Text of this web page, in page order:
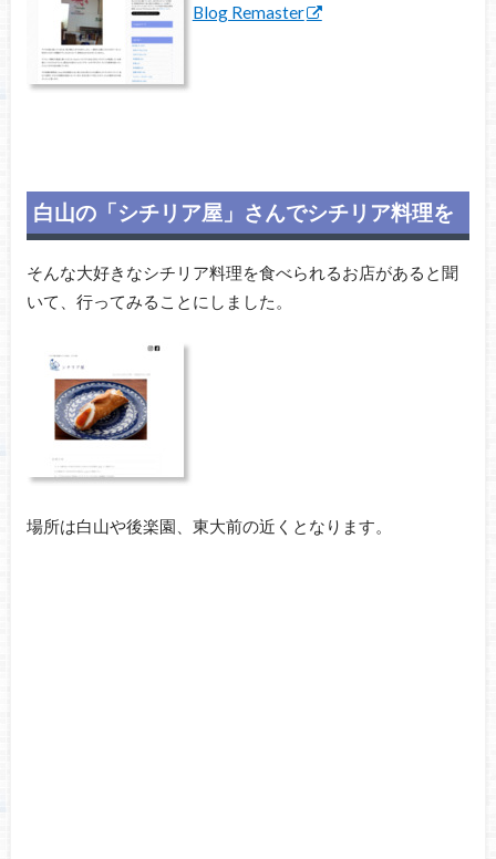
Blog Remaster
白山の「シチリア屋」さんでシチリア料理を
そんな大好きなシチリア料理を食べられるお店があると聞
いて、行ってみることにしました。
場所は白山や後楽園、東大前の近くとなります。